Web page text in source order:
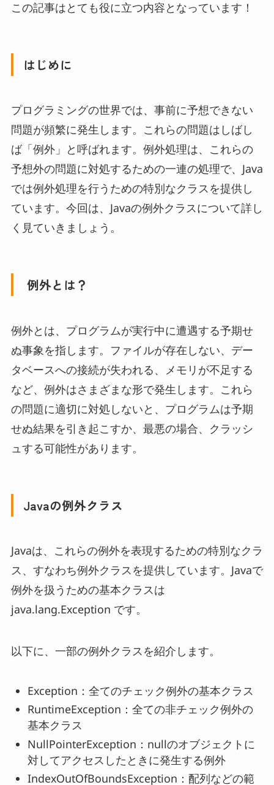
この記事はとても役に立つ内容となっています！
はじめに
プログラミングの世界では、事前に予想できない
問題が頻繁に発生します。これらの問題はしばし
ば「例外」と呼ばれます。例外処理は、これらの
予想外の問題に対処するための一連の処理で、Java
では例外処理を行うための特別なクラスを提供し
ています。今回は、Javaの例外クラスについて詳し
く見ていきましょう。
例外とは？
例外とは、プログラムが実行中に遭遇する予期せ
ぬ事象を指します。ファイルが存在しない、デー
タベースへの接続が失われる、メモリが不足する
など、例外はさまざまな形で発生します。これら
の問題に適切に対処しないと、プログラムは予期
せぬ結果を引き起こすか、最悪の場合、クラッシ
ュする可能性があります。
Javaの例外クラス
Javaは、これらの例外を表現するための特別なクラ
ス、すなわち例外クラスを提供しています。Javaで
例外を扱うための基本クラスは
java.lang.Exception です。
以下に、一部の例外クラスを紹介します。
Exception：全てのチェック例外の基本クラス
RuntimeException：全ての非チェック例外の
基本クラス
NullPointerException：nullのオブジェクトに
対してアクセスしたときに発生する例外
IndexOutOfBoundsException：配列などの範